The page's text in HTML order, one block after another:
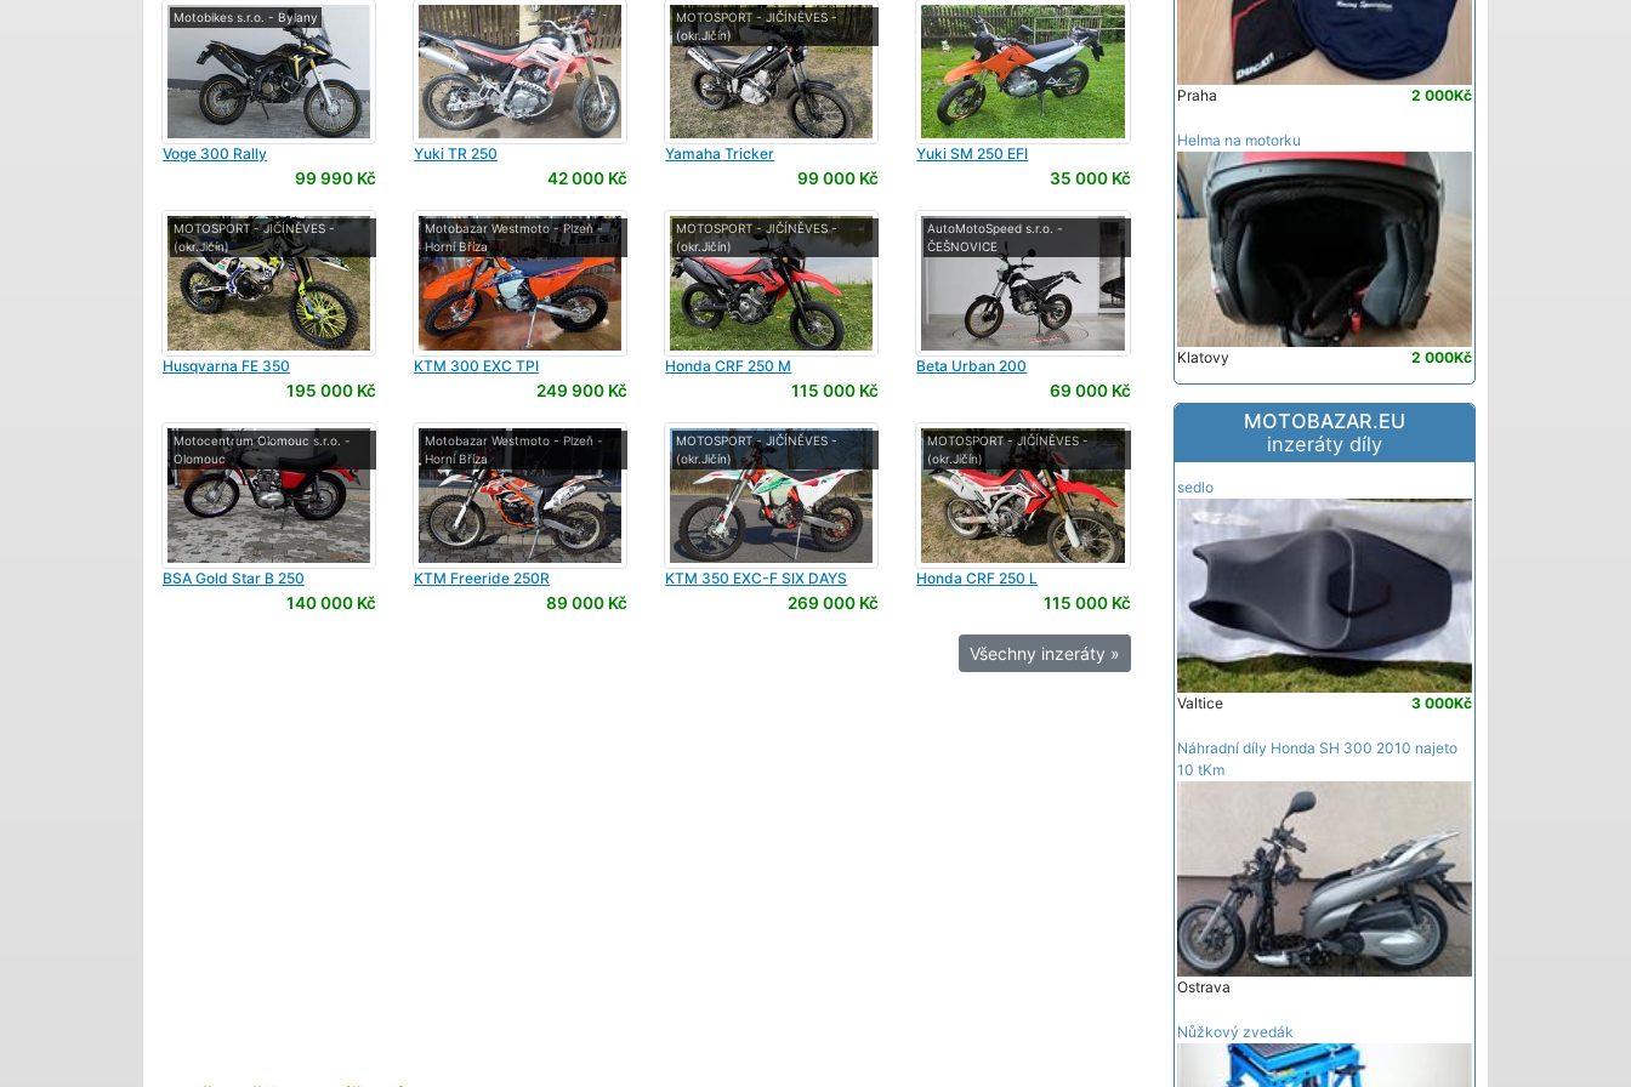
Motobikes s.r.o. - Bylany
Voge 300 Rally
99 990 Kč
Yuki TR 250
42 000 Kč
MOTOSPORT - JIČÍNĚVES -
(okr.Jičín)
Yamaha Tricker
99 000 Kč
Yuki SM 250 EFI
35 000 Kč
MOTOSPORT - JIČÍNĚVES -
(okr.Jičín)
Husqvarna FE 350
195 000 Kč
Motobazar Westmoto - Plzeň -
Horní Bříza
KTM 300 EXC TPI
249 900 Kč
MOTOSPORT - JIČÍNĚVES -
(okr.Jičín)
Honda CRF 250 M
115 000 Kč
AutoMotoSpeed s.r.o. -
ČEŠNOVICE
Beta Urban 200
69 000 Kč
Motocentrum Olomouc s.r.o. -
Olomouc
BSA Gold Star B 250
140 000 Kč
Motobazar Westmoto - Plzeň -
Horní Bříza
KTM Freeride 250R
89 000 Kč
MOTOSPORT - JIČÍNĚVES -
(okr.Jičín)
KTM 350 EXC-F SIX DAYS
269 000 Kč
MOTOSPORT - JIČÍNĚVES -
(okr.Jičín)
Honda CRF 250 L
115 000 Kč
Všechny inzeráty »
2 000Kč
Praha
Helma na motorku
2 000Kč
Klatovy
MOTOBAZAR.EU
inzeráty díly
sedlo
3 000Kč
Valtice
Náhradní díly Honda SH 300 2010 najeto
10 tKm
Ostrava
Nůžkový zvedák